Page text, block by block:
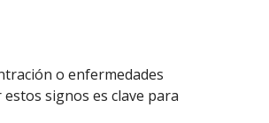
o enfermedades
signos es clave para